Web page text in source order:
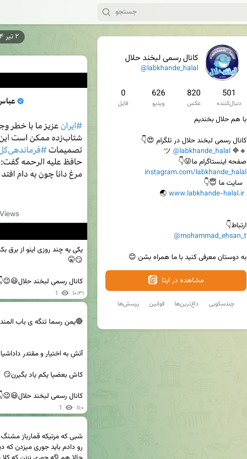
کانال رسمی لبخند حلال
@labkhande_halal
501
دنبال‌کننده
820
عکس
626
ویدیو
0
فایل
🔹🔷
@labkhande_halal
صفحه اینستاگرام ما😜👇
instagram.com/labkhande_halal
www.labkhande-halal.ir
ارتباط👇
@mohammad_ehsan_t
به دوستان معرفی کنید با ما همراه بشن 😊
مشاهده در ایتا
پرسش‌ها قوانین داغ‌ترین‌ها چندسکویی
کانال رسمی لبخند
1 ۱۰:۳۱
کانال رسمی لبخند
1 ۱۱:۰